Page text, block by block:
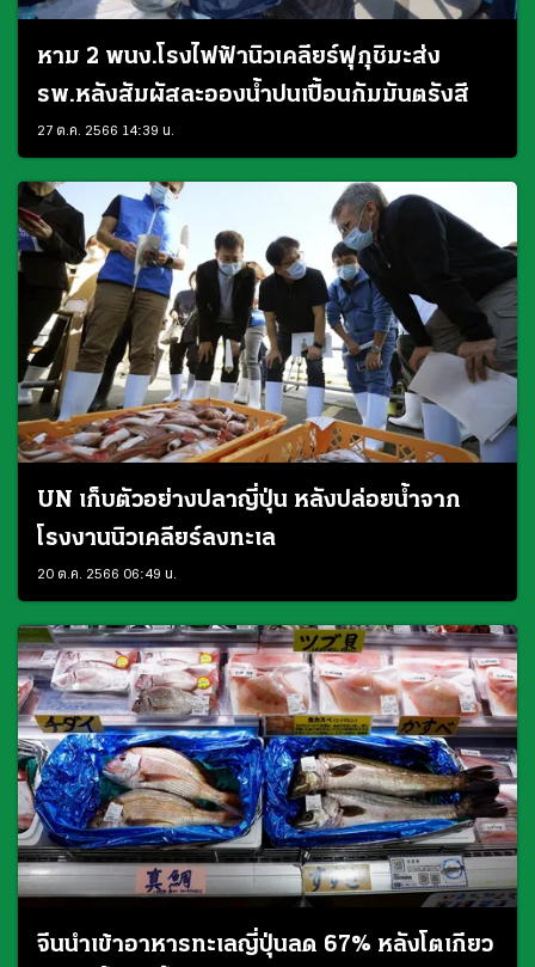
หาม 2 พนง.โรงไฟฟ้านิวเคลียร์ฟุกุชิมะส่ง
รพ.หลังสัมผัสละอองน้ำปนเปื้อนกัมมันตรังสี
27 ต.ค. 2566 14:39 น.
UN เก็บตัวอย่างปลาญี่ปุ่น หลังปล่อยน้ำจาก
โรงงานนิวเคลียร์ลงทะเล
20 ต.ค. 2566 06:49 น.
จีนนำเข้าอาหารทะเลญี่ปุ่นลด 67% หลังโตเกียว